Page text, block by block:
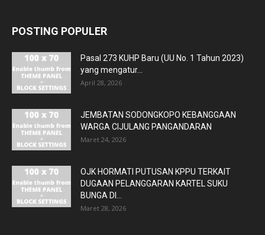
POSTING POPULER
Pasal 273 KUHP Baru (UU No. 1 Tahun 2023)
yang mengatur...
April 28, 2026
JEMBATAN SODONGKOPO KEBANGGAAN
WARGA CIJULANG PANGANDARAN
Maret 24, 2026
OJK HORMATI PUTUSAN KPPU TERKAIT
DUGAAN PELANGGARAN KARTEL SUKU
BUNGA DI...
Maret 28, 2026